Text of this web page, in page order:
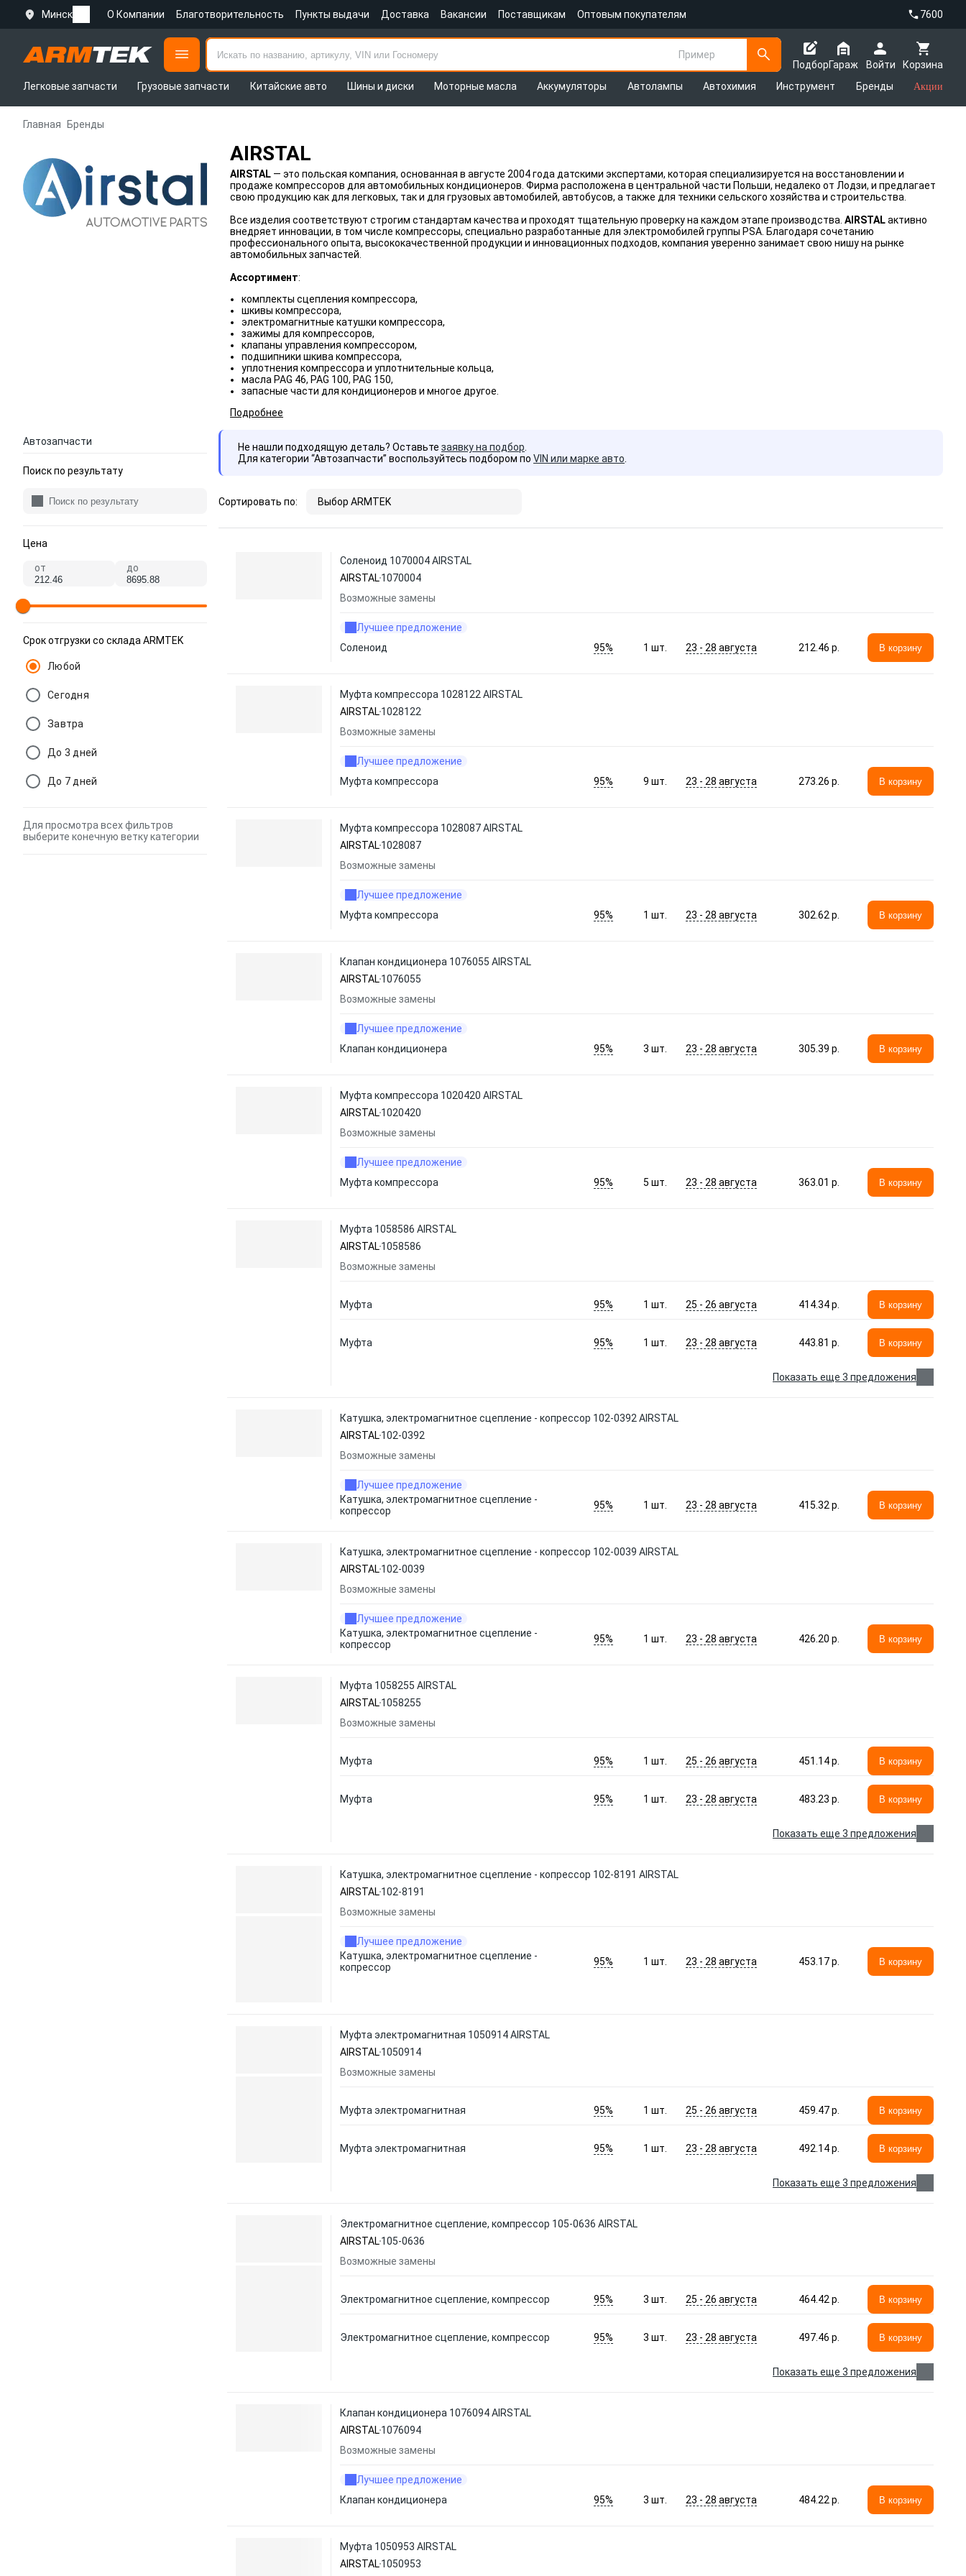
Минск О Компании Благотворительность Пункты выдачи Доставка Вакансии Поставщикам Оптовым покупателям 7600
Пример
Подбор
Корзина
Гараж
Войти
Легковые запчасти
Грузовые запчасти Китайские авто Шины и диски Моторные масла Аккумуляторы Автолампы Автохимия Инструмент Бренды Акции
Главная Бренды
AIRSTAL
AIRSTAL — это польская компания, основанная в августе 2004 года датскими экспертами, которая специализируется на восстановлении и
продаже компрессоров для автомобильных кондиционеров. Фирма расположена в центральной части Польши, недалеко от Лодзи, и предлагает
свою продукцию как для легковых, так и для грузовых автомобилей, автобусов, а также для техники сельского хозяйства и строительства.
Все изделия соответствуют строгим стандартам качества и проходят тщательную проверку на каждом этапе производства. AIRSTALактивно
внедряет инновации, в том числе компрессоры, специально разработанные для электромобилей группы PSA. Благодаря сочетанию
профессионального опыта, высококачественной продукции и инновационных подходов, компания уверенно занимает свою нишу на рынке
автомобильных запчастей.
Ассортимент:
комплекты сцепления компрессора,
шкивы компрессора,
электромагнитные катушки компрессора,
зажимы для компрессоров,
клапаны управления компрессором,
подшипники шкива компрессора,
уплотнения компрессора и уплотнительные кольца,
масла PAG 46, PAG 100, PAG 150,
запасные части для кондиционеров и многое другое.
Подробнее
Автозапчасти
Поиск по результату
Цена
от до
Срок отгрузки со склада ARMTEK
Любой
Сегодня
Завтра
До 3 дней
До 7 дней
Для просмотра всех фильтров
выберите конечную ветку категории
Не нашли подходящую деталь? Оставьте заявку на подбор
Для категории “Автозапчасти” воспользуйтесь подбором по VIN или марке авто
Сортировать по: Выбор ARMTEK
Соленоид 1070004 AIRSTAL
AIRSTAL1070004
Возможные замены
Лучшее предложение
Соленоид
95% 1 шт. 23 - 28 августа 212.46 p. В корзину
Муфта компрессора 1028122 AIRSTAL
AIRSTAL1028122
Возможные замены
Лучшее предложение
Муфта компрессора
95% 9 шт. 23 - 28 августа 273.26 p. В корзину
Муфта компрессора 1028087 AIRSTAL
AIRSTAL1028087
Возможные замены
Лучшее предложение
Муфта компрессора
95% 1 шт. 23 - 28 августа 302.62 p. В корзину
Клапан кондиционера 1076055 AIRSTAL
AIRSTAL1076055
Возможные замены
Лучшее предложение
Клапан кондиционера
95% 3 шт. 23 - 28 августа 305.39 p. В корзину
Муфта компрессора 1020420 AIRSTAL
AIRSTAL1020420
Возможные замены
Лучшее предложение
Муфта компрессора
95% 5 шт. 23 - 28 августа 363.01 p. В корзину
Муфта 1058586 AIRSTAL
AIRSTAL1058586
Возможные замены
Муфта 95% 1 шт. 25 - 26 августа 414.34 p. В корзину
Муфта 95% 1 шт. 23 - 28 августа 443.81 p. В корзину
Показать еще 3 предложения
Катушка, электромагнитное сцепление - копрессор 102-0392 AIRSTAL
AIRSTAL102-0392
Возможные замены
Лучшее предложение
Катушка, электромагнитное сцепление -
копрессор
95% 1 шт. 23 - 28 августа 415.32 p. В корзину
Катушка, электромагнитное сцепление - копрессор 102-0039 AIRSTAL
AIRSTAL102-0039
Возможные замены
Лучшее предложение
Катушка, электромагнитное сцепление -
копрессор
95% 1 шт. 23 - 28 августа 426.20 p. В корзину
Муфта 1058255 AIRSTAL
AIRSTAL1058255
Возможные замены
Муфта 95% 1 шт. 25 - 26 августа 451.14 p. В корзину
Муфта 95% 1 шт. 23 - 28 августа 483.23 p. В корзину
Показать еще 3 предложения
Катушка, электромагнитное сцепление - копрессор 102-8191 AIRSTAL
AIRSTAL102-8191
Возможные замены
Лучшее предложение
Катушка, электромагнитное сцепление -
копрессор
95% 1 шт. 23 - 28 августа 453.17 p. В корзину
Муфта электромагнитная 1050914 AIRSTAL
AIRSTAL1050914
Возможные замены
Муфта электромагнитная 95% 1 шт. 25 - 26 августа 459.47 p. В корзину
Муфта электромагнитная 95% 1 шт. 23 - 28 августа 492.14 p. В корзину
Показать еще 3 предложения
Электромагнитное сцепление, компрессор 105-0636 AIRSTAL
AIRSTAL105-0636
Возможные замены
Электромагнитное сцепление, компрессор 95% 3 шт. 25 - 26 августа 464.42 p. В корзину
Электромагнитное сцепление, компрессор 95% 3 шт. 23 - 28 августа 497.46 p. В корзину
Показать еще 3 предложения
Клапан кондиционера 1076094 AIRSTAL
AIRSTAL1076094
Возможные замены
Лучшее предложение
Клапан кондиционера
95% 3 шт. 23 - 28 августа 484.22 p. В корзину
Муфта 1050953 AIRSTAL
AIRSTAL1050953